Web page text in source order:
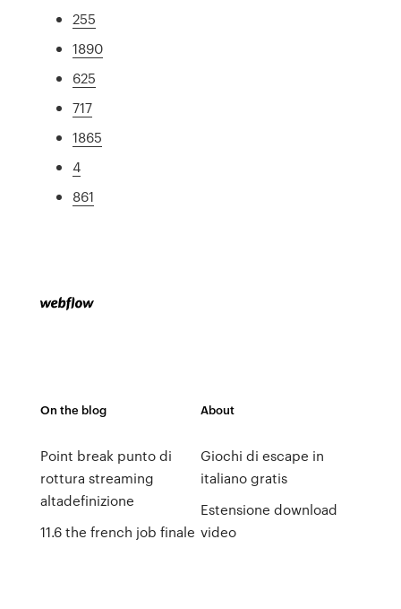
255
1890
625
717
1865
4
861
On the blog
Point break punto di
rottura streaming
altadefinizione
11.6 the french job finale
About
Giochi di escape in
italiano gratis
Estensione download
video